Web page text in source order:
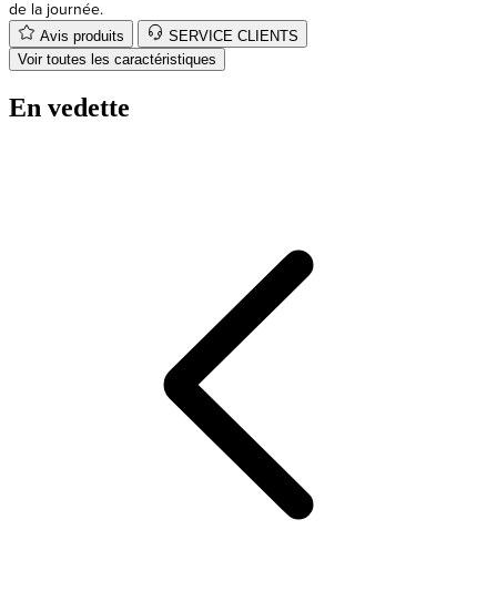
de la journée.
Avis produits
SERVICE CLIENTS
Voir toutes les caractéristiques
En vedette